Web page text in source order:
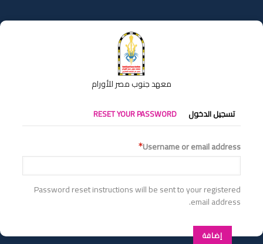
إلى
المحتوى
معهد جنوب مصر للأورام
التبويبات
الأساسية
تسجيل الدخول RESET YOUR PASSWORD
Username or email address
Password reset instructions will be sent to your registered
email address.